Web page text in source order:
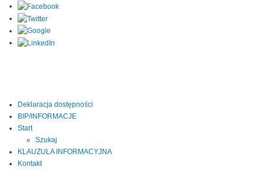
Deklaracja dostępności
BIP/INFORMACJE
Start
Szukaj
KLAUZULA INFORMACYJNA
Kontakt